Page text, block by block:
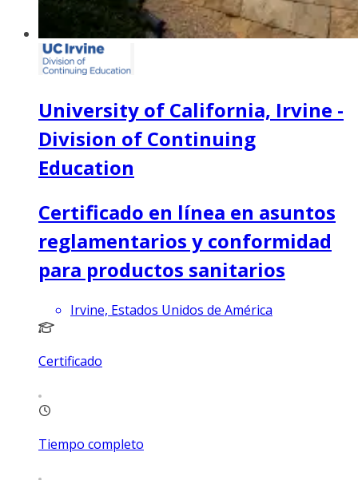
University of California, Irvine -
Division of Continuing
Education
Certificado en línea en asuntos
reglamentarios y conformidad
para productos sanitarios
Irvine, Estados Unidos de América
Certificado
Tiempo completo